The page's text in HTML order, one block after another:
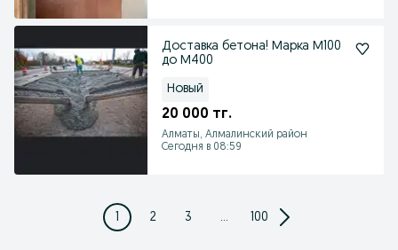
Доставка бетона! Марка М100
до М400
Новый
20 000 тг.
Алматы, Алмалинский район
Сегодня в 08:59
1 2 3 ... 100